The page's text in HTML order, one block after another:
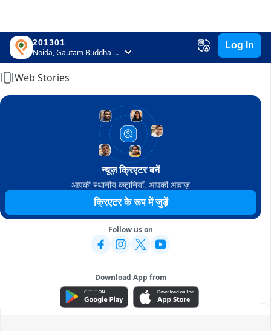
201301
Noida, Gautam Buddha Nagar, Uttar Pradesh
Log In
Home
Web Stories
न्यूज़ क्रिएटर बनें
आपकी स्थानीय कहानियाँ, आपकी आवाज़
क्रिएटर के रूप में जुड़ें
Follow us on
Download App from
ADVERTISEMENT